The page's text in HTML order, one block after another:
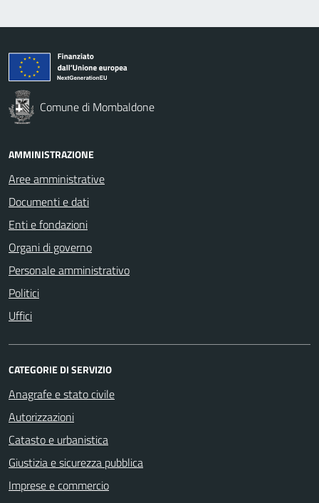
Comune di Mombaldone
AMMINISTRAZIONE
Aree amministrative
Documenti e dati
Enti e fondazioni
Organi di governo
Personale amministrativo
Politici
Uffici
CATEGORIE DI SERVIZIO
Anagrafe e stato civile
Autorizzazioni
Catasto e urbanistica
Giustizia e sicurezza pubblica
Imprese e commercio